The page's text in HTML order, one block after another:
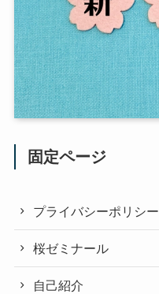
固定ページ
プライバシーポリシー
桜ゼミナール
自己紹介